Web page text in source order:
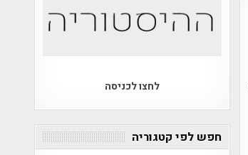
לחצו לכניסה
חפש לפי קטגוריה